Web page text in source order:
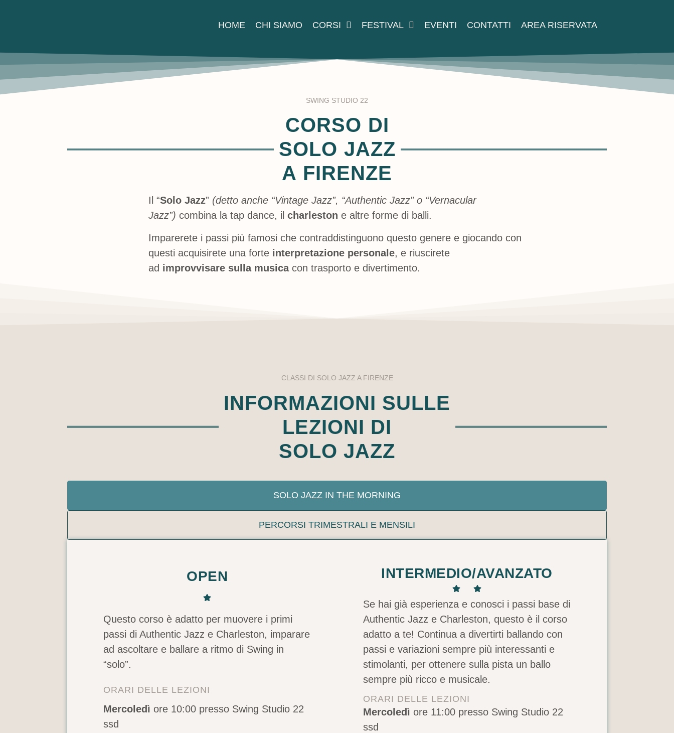
HOME CHI SIAMO CORSI FESTIVAL EVENTI CONTATTI AREA RISERVATA
SWING STUDIO 22
CORSO DI
SOLO JAZZ
A FIRENZE
Il “Solo Jazz” (detto anche “Vintage Jazz”, “Authentic Jazz” o “Vernacular
Jazz”) combina la tap dance, ilcharleston e altre forme di balli.
Imparerete i passi più famosi che contraddistinguono questo genere e giocando con
questi acquisirete una forte interpretazione personale, e riuscirete
ad improvvisare sulla musicacon trasporto e divertimento.
CLASSI DI SOLO JAZZ A FIRENZE
INFORMAZIONI SULLE
LEZIONI DI
SOLO JAZZ
SOLO JAZZ IN THE MORNING
PERCORSI TRIMESTRALI E MENSILI
OPEN
Questo corso è adatto per muovere i primi
passi di Authentic Jazz e Charleston, imparare
ad ascoltare e ballare a ritmo di Swing in
“solo”.
ORARI DELLE LEZIONI
Mercoledì ore 10:00 presso Swing Studio 22
ssd
INTERMEDIO/AVANZATO
Se hai già esperienza e conosci i passi base di
Authentic Jazz e Charleston, questo è il corso
adatto a te! Continua a divertirti ballando con
passi e variazioni sempre più interessanti e
stimolanti, per ottenere sulla pista un ballo
sempre più ricco e musicale.
ORARI DELLE LEZIONI
Mercoledì ore 11:00 presso Swing Studio 22
ssd